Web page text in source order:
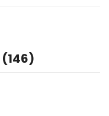
(146)